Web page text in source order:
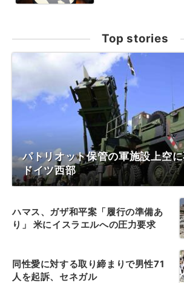
Top stories
パトリオット保管の軍施設上空
ドイツ西部
ハマス、ガザ和平案「履行の準備あ
り」 米にイスラエルへの圧力要求
同性愛に対する取り締まりで男性71
人を起訴、セネガル